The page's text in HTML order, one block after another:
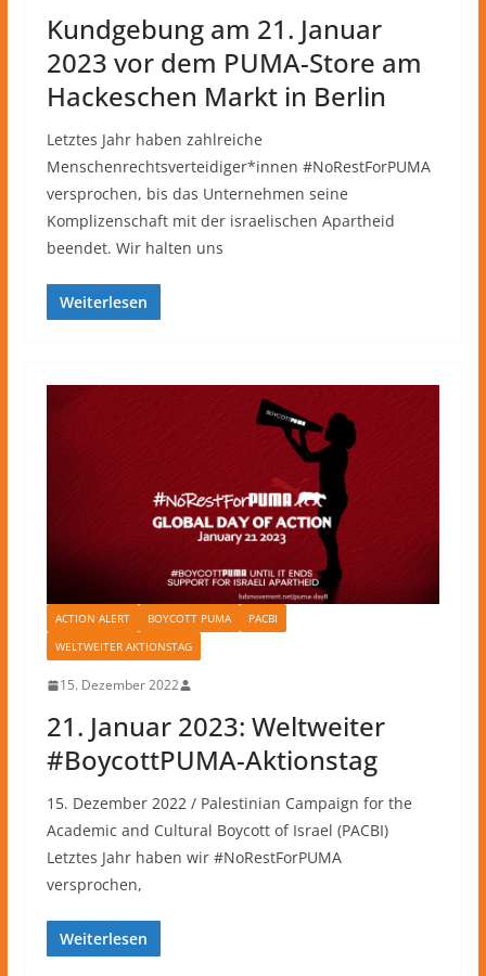
Kundgebung am 21. Januar
2023 vor dem PUMA-Store am
Hackeschen Markt in Berlin
Letztes Jahr haben zahlreiche
Menschenrechtsverteidiger*innen #NoRestForPUMA
versprochen, bis das Unternehmen seine
Komplizenschaft mit der israelischen Apartheid
beendet. Wir halten uns
Weiterlesen
ACTION ALERT BOYCOTT PUMA
PACBI
WELTWEITER AKTIONSTAG
15. Dezember 2022
21. Januar 2023: Weltweiter
#BoycottPUMA-Aktionstag
15. Dezember 2022 / Palestinian Campaign for the
Academic and Cultural Boycott of Israel (PACBI)
Letztes Jahr haben wir #NoRestForPUMA
versprochen,
Weiterlesen